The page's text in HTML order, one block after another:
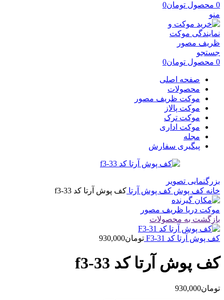
0 محصول تومان0
منو
جستجو
0 محصول تومان0
صفحه اصلی
محصولات
موکت ظریف مصور
موکت پالاز
موکت ترک
موکت اداری
مجله
پیگیری سفارش
بزرگنمایی تصویر
خانه کف پوش کف پوش آرتا کف پوش آرتا کد f3-33
موکت دریا ظریف مصور
بازگشت به محصولات
کف پوش آرتا کد F3-31 تومان930,000
کف پوش آرتا کد f3-33
تومان930,000